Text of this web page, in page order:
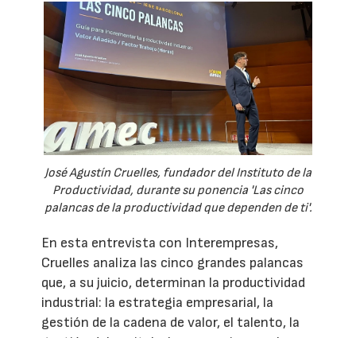
José Agustín Cruelles, fundador del Instituto de la
Productividad, durante su ponencia 'Las cinco
palancas de la productividad que dependen de ti'.
En esta entrevista con Interempresas,
Cruelles analiza las cinco grandes palancas
que, a su juicio, determinan la productividad
industrial: la estrategia empresarial, la
gestión de la cadena de valor, el talento, la